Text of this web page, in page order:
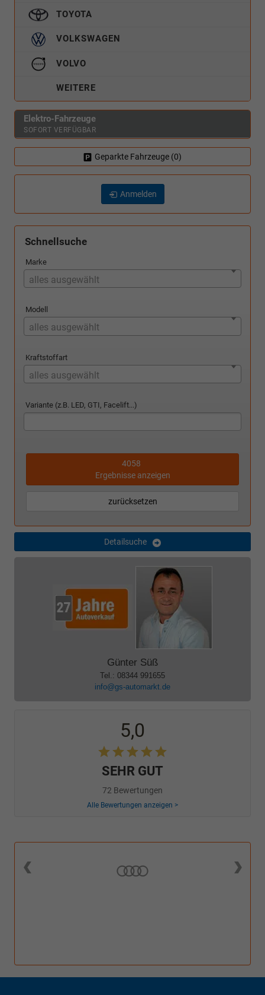
TOYOTA
VOLKSWAGEN
VOLVO
WEITERE
Elektro-Fahrzeuge
SOFORT VERFÜGBAR
Geparkte Fahrzeuge (0)
Anmelden
Schnellsuche
Marke
alles ausgewählt
Modell
alles ausgewählt
Kraftstoffart
alles ausgewählt
Variante (z.B. LED, GTI, Facelift...)
4058
Ergebnisse anzeigen
zurücksetzen
Detailsuche
Günter Süß
Tel.: 08344 991655
info@gs-automarkt.de
5,0
SEHR GUT
72 Bewertungen
Alle Bewertungen anzeigen >